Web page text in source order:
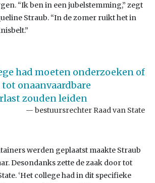
“Ik ben in een jubelstemming,” zegt
Straub. “In de zomer ruikt het in
had moeten onderzoeken of
tot onaanvaardbare
zouden leiden
bestuursrechter Raad van State
werden geplaatst maakte Straub
Desondanks zette de zaak door tot
‘Het college had in dit specifieke